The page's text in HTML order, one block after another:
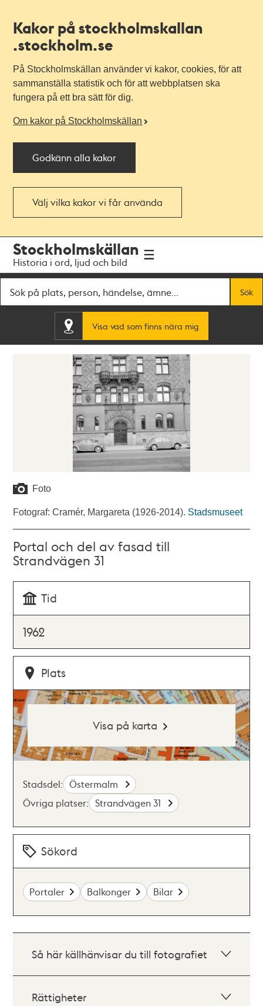
Kakor på stockholmskallan
.stockholm.se
På Stockholmskällan använder vi kakor, cookies, för att
sammanställa statistik och för att webbplatsen ska
fungera på ett bra sätt för dig.
Om kakor på Stockholmskällan
Godkänn alla kakor
Välj vilka kakor vi får använda
navigationen
huvudinnehållet
Stockholmskällan
Historia i ord, ljud och bild
Sök
Visa vad som finns nära mig
Foto
Fotograf: Cramér, Margareta (1926-2014). Stadsmuseet
Portal och del av fasad till
Strandvägen 31
Tid
1962
Plats
Visa på karta
Stadsdel: Östermalm
Övriga platser: Strandvägen 31
Sökord
Portaler Balkonger Bilar
Så här källhänvisar du till fotografiet
Rättigheter